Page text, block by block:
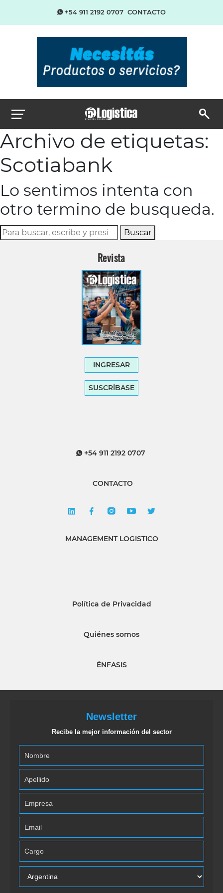
+54 911 2192 0707 CONTACTO
Archivo de etiquetas:
Scotiabank
Lo sentimos intenta con
otro termino de busqueda.
Buscar
Revista
INGRESAR
SUSCRÍBASE
+54 911 2192 0707
CONTACTO
MANAGEMENT LOGISTICO
Política de Privacidad
Quiénes somos
ÉNFASIS
Newsletter
Recibe la mejor información del sector